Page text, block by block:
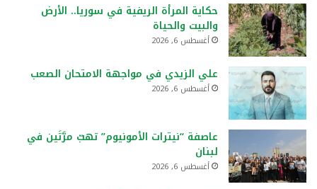
حكاية المرأة الريفية في سوريا.. الأرض
والبيت والحياة
أغسطس 6, 2026
علي الزيدي في مواجهة الامتحان الصعب
أغسطس 6, 2026
عاصفة “نيترات الأمونيوم” تهبّ مرَّتَين في
لبنان
أغسطس 6, 2026